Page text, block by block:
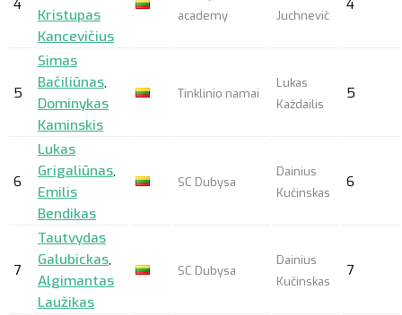
4
Kristupas
Kancevičius
academy
Juchnevič
4
5
Simas
Bačiliūnas,
Dominykas
Kaminskis
Tinklinio namai
Lukas
Každailis
5
6
Lukas
Grigaliūnas,
Emilis
Bendikas
SC Dubysa
Dainius
Kučinskas
6
7
Tautvydas
Galubickas,
Algimantas
Laužikas
SC Dubysa
Dainius
Kučinskas
7